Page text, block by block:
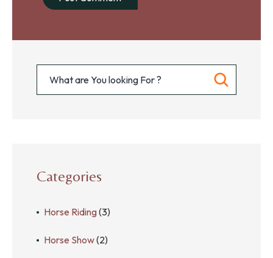
Categories
Horse Riding(3)
Horse Show(2)